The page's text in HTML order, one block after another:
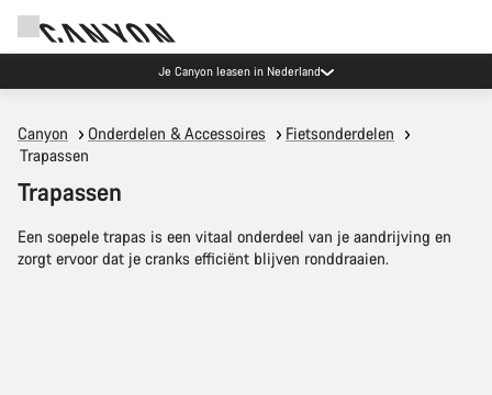
Je Canyon leasen in Nederland
Canyon Onderdelen & Accessoires
Fietsonderdelen
Trapassen
Trapassen
Een soepele trapas is een vitaal onderdeel van je aandrijving en
zorgt ervoor dat je cranks efficiënt blijven ronddraaien.